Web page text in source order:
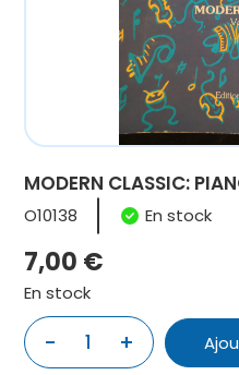
MODERN CLASSIC:
O10138 En stock
7,00 €
En stock
-
quantité
1 +